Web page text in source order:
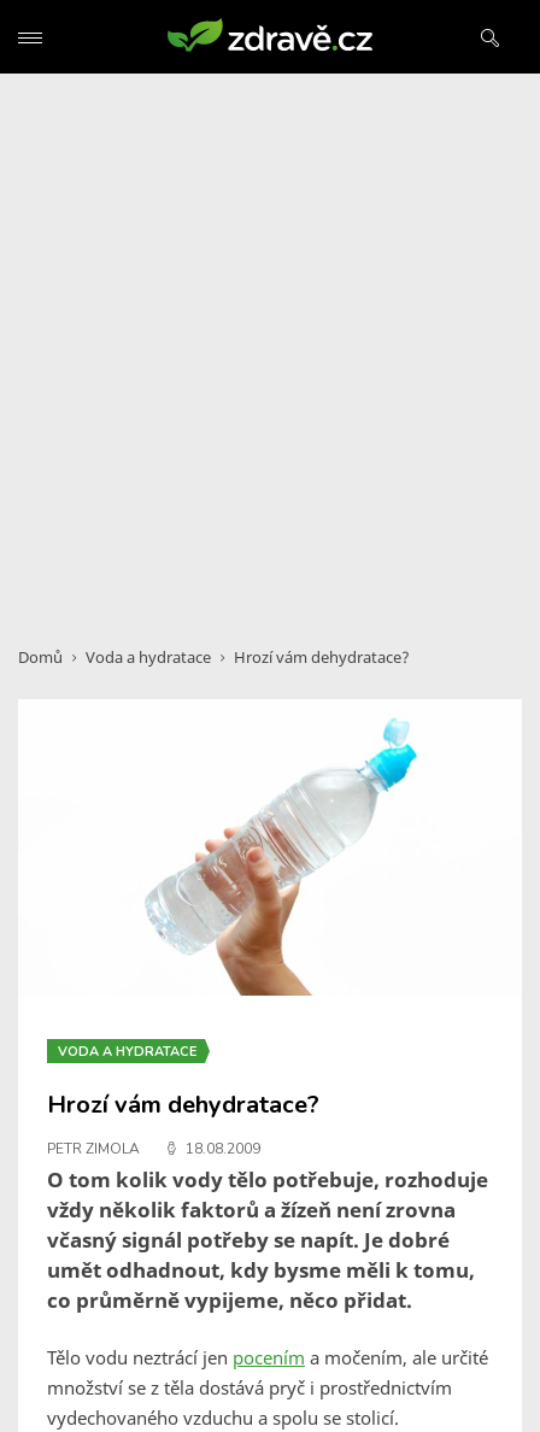
Domů Voda a hydratace Hrozí vám dehydratace?
VODA A HYDRATACE
Hrozí vám dehydratace?
PETR ZIMOLA 18.08.2009
O tom kolik vody tělo potřebuje, rozhoduje
vždy několik faktorů a žízeň není zrovna
včasný signál potřeby se napít. Je dobré
umět odhadnout, kdy bysme měli k tomu,
co průměrně vypijeme, něco přidat.
Tělo vodu neztrácí jen pocením a močením, ale určité
množství se z těla dostává pryč i prostřednictvím
vydechovaného vzduchu a spolu se stolicí.